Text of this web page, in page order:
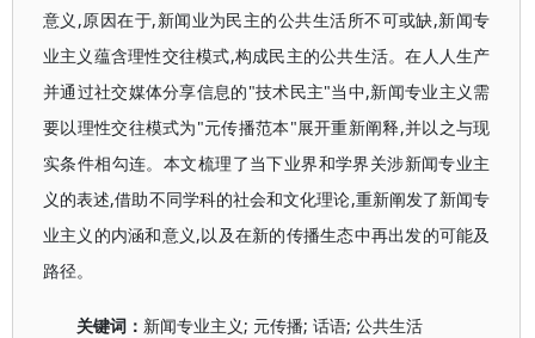
意义,原因在于,新闻业为民主的公共生活所不可或缺,新闻专
业主义蕴含理性交往模式,构成民主的公共生活。在人人生产
并通过社交媒体分享信息的"技术民主"当中,新闻专业主义需
要以理性交往模式为"元传播范本"展开重新阐释,并以之与现
实条件相勾连。本文梳理了当下业界和学界关涉新闻专业主
义的表述,借助不同学科的社会和文化理论,重新阐发了新闻专
业主义的内涵和意义,以及在新的传播生态中再出发的可能及
路径。
关键词： 新闻专业主义; 元传播; 话语; 公共生活